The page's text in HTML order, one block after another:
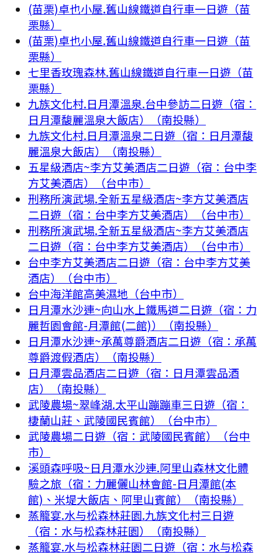
(苗栗)卓也小屋.舊山線鐵道自行車一日遊（苗
栗縣）
(苗栗)卓也小屋.舊山線鐵道自行車一日遊（苗
栗縣）
七里香玫瑰森林.舊山線鐵道自行車一日遊（苗
栗縣）
九族文化村.日月潭溫泉.台中參訪二日遊（宿：
日月潭馥麗溫泉大飯店）（南投縣）
九族文化村.日月潭溫泉二日遊（宿：日月潭馥
麗溫泉大飯店）（南投縣）
五星級酒店~李方艾美酒店二日遊（宿：台中李
方艾美酒店）（台中市）
刑務所演武場.全新五星級酒店~李方艾美酒店
二日遊（宿：台中李方艾美酒店）（台中市）
刑務所演武場.全新五星級酒店~李方艾美酒店
二日遊（宿：台中李方艾美酒店）（台中市）
台中李方艾美酒店二日遊（宿：台中李方艾美
酒店）（台中市）
台中海洋館高美濕地（台中市）
日月潭水沙連~向山水上鐵馬道二日遊（宿：力
麗哲園會館-月潭館(二館)）（南投縣）
日月潭水沙連~承萬尊爵酒店二日遊（宿：承萬
尊爵渡假酒店）（南投縣）
日月潭雲品酒店二日遊（宿：日月潭雲品酒
店）（南投縣）
武陵農場~翠峰湖.太平山蹦蹦車三日遊（宿：
棲蘭山莊、武陵國民賓館）（台中市）
武陵農場二日遊（宿：武陵國民賓館）（台中
市）
溪頭森呼吸~日月潭水沙連.阿里山森林文化體
驗之旅（宿：力麗儷山林會館-日月潭館(本
館)、米堤大飯店、阿里山賓館）（南投縣）
蒸籠宴.水与松森林莊園.九族文化村三日遊
（宿：水与松森林莊園）（南投縣）
蒸籠宴.水与松森林莊園二日遊（宿：水与松森